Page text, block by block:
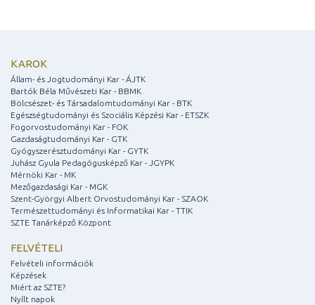
KAROK
Állam- és Jogtudományi Kar - ÁJTK
Bartók Béla Művészeti Kar - BBMK
Bölcsészet- és Társadalomtudományi Kar - BTK
Egészségtudományi és Szociális Képzési Kar - ETSZK
Fogorvostudományi Kar - FOK
Gazdaságtudományi Kar - GTK
Gyógyszerésztudományi Kar - GYTK
Juhász Gyula Pedagógusképző Kar - JGYPK
Mérnöki Kar - MK
Mezőgazdasági Kar - MGK
Szent-Györgyi Albert Orvostudományi Kar - SZAOK
Természettudományi és Informatikai Kar - TTIK
SZTE Tanárképző Központ
FELVÉTELI
Felvételi információk
Képzések
Miért az SZTE?
Nyílt napok